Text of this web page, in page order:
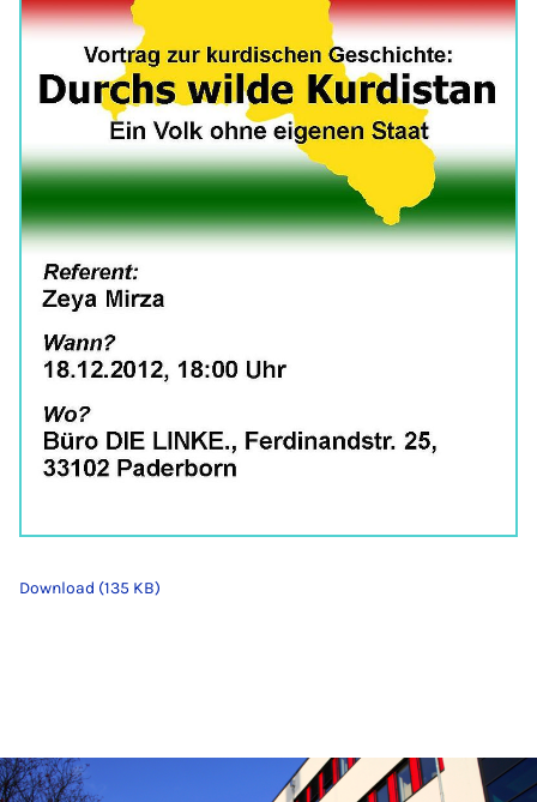
Download (135 KB)